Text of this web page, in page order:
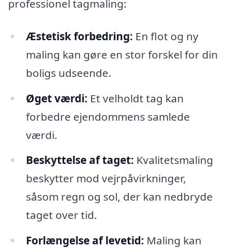
professionel tagmaling:
Æstetisk forbedring: En flot og ny
maling kan gøre en stor forskel for din
boligs udseende.
Øget værdi: Et velholdt tag kan
forbedre ejendommens samlede
værdi.
Beskyttelse af taget: Kvalitetsmaling
beskytter mod vejrpåvirkninger,
såsom regn og sol, der kan nedbryde
taget over tid.
Forlængelse af levetid: Maling kan